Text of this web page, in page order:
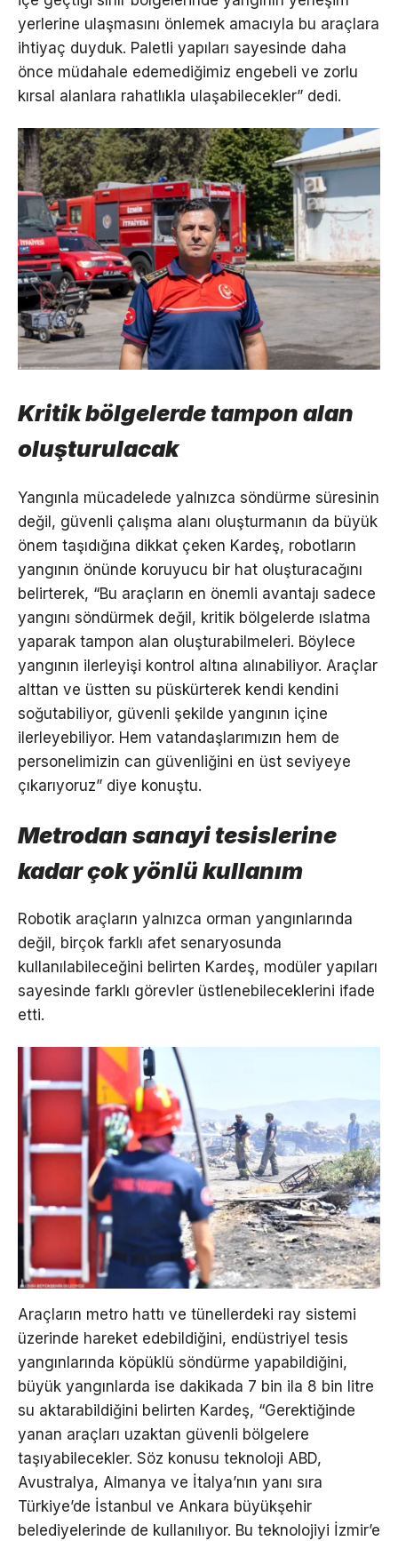
yerlerine ulaşmasını önlemek amacıyla bu araçlara
ihtiyaç duyduk. Paletli yapıları sayesinde daha
önce müdahale edemediğimiz engebeli ve zorlu
kırsal alanlara rahatlıkla ulaşabilecekler” dedi.
Kritik bölgelerde tampon alan
oluşturulacak
Yangınla mücadelede yalnızca söndürme süresinin
değil, güvenli çalışma alanı oluşturmanın da büyük
önem taşıdığına dikkat çeken Kardeş, robotların
yangının önünde koruyucu bir hat oluşturacağını
belirterek, “Bu araçların en önemli avantajı sadece
yangını söndürmek değil, kritik bölgelerde ıslatma
yaparak tampon alan oluşturabilmeleri. Böylece
yangının ilerleyişi kontrol altına alınabiliyor. Araçlar
alttan ve üstten su püskürterek kendi kendini
soğutabiliyor, güvenli şekilde yangının içine
ilerleyebiliyor. Hem vatandaşlarımızın hem de
personelimizin can güvenliğini en üst seviyeye
çıkarıyoruz” diye konuştu.
Metrodan sanayi tesislerine
kadar çok yönlü kullanım
Robotik araçların yalnızca orman yangınlarında
değil, birçok farklı afet senaryosunda
kullanılabileceğini belirten Kardeş, modüler yapıları
sayesinde farklı görevler üstlenebileceklerini ifade
etti.
Araçların metro hattı ve tünellerdeki ray sistemi
üzerinde hareket edebildiğini, endüstriyel tesis
yangınlarında köpüklü söndürme yapabildiğini,
büyük yangınlarda ise dakikada 7 bin ila 8 bin litre
su aktarabildiğini belirten Kardeş, “Gerektiğinde
yanan araçları uzaktan güvenli bölgelere
taşıyabilecekler. Söz konusu teknoloji ABD,
Avustralya, Almanya ve İtalya’nın yanı sıra
Türkiye’de İstanbul ve Ankara büyükşehir
belediyelerinde de kullanılıyor. Bu teknolojiyi İzmir’e